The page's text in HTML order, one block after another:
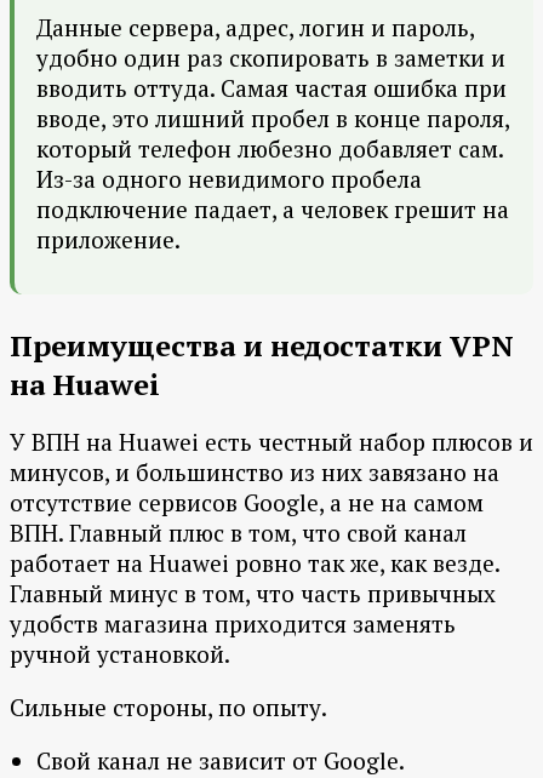
Данные сервера, адрес, логин и пароль,
удобно один раз скопировать в заметки и
вводить оттуда. Самая частая ошибка при
вводе, это лишний пробел в конце пароля,
который телефон любезно добавляет сам.
Из-за одного невидимого пробела
подключение падает, а человек грешит на
приложение.
Преимущества и недостатки VPN
на Huawei
У ВПН на Huawei есть честный набор плюсов и
минусов, и большинство из них завязано на
отсутствие сервисов Google, а не на самом
ВПН. Главный плюс в том, что свой канал
работает на Huawei ровно так же, как везде.
Главный минус в том, что часть привычных
удобств магазина приходится заменять
ручной установкой.
Сильные стороны, по опыту.
Свой канал не зависит от Google.